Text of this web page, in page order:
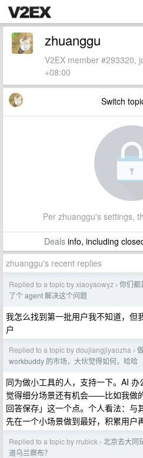
zhuanggu
V2EX member #293320,
+08:00
Switch
Per zhuanggu's settings,
Dealsinfo, including
zhuanggu's recent replies
Replied to a topic by xiaoyaowyz › 你们都
了个 agent 解决这个问题
我怎么找到第一批用户我不知道，但
户
Replied to a topic by doujiangjiyaozha ›
workbuddy 的市场，大伙觉得如何，哈哈
同为做小工具的人，支持一下。AI
觉得细分场景还有机会——比如我做
回答保存」这一个点。个人看法：与
先在一个小场景做到最好，积累用户
Replied to a topic by rrubick › 北京去大同
道乌兰察布？